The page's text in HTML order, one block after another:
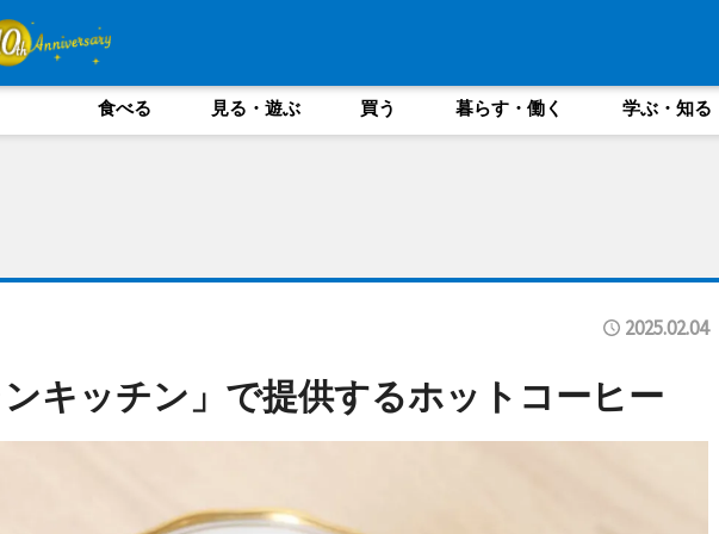
食べる 見る・遊ぶ 買う 暮らす・働く 学ぶ・知る
2025.02.04
ンキッチン」で提供するホットコーヒー